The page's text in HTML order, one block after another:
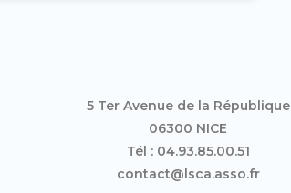
5 Ter Avenue de la République
06300 NICE
Tél : 04.93.85.00.51
contact@lsca.asso.fr